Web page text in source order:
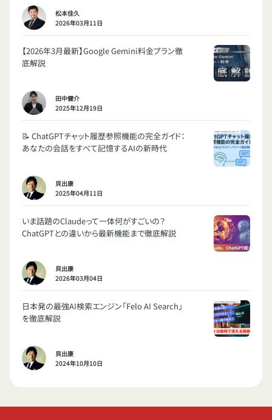
松本佳久
2026年03月11日
【2026年3月最新】Google Gemini料金プラン徹
底解説
田中健介
2025年12月19日
📝 ChatGPTチャット履歴参照機能の完全ガイド：
あなたの会話をすべて記憶するAIの新時代
貝出康
2025年04月11日
いま話題のClaudeって一体何がすごいの？
ChatGPTとの違いから最新機能まで徹底解説
貝出康
2026年03月04日
日本発の最強AI検索エンジン「Felo AI Search」
を徹底解説
貝出康
2024年10月10日